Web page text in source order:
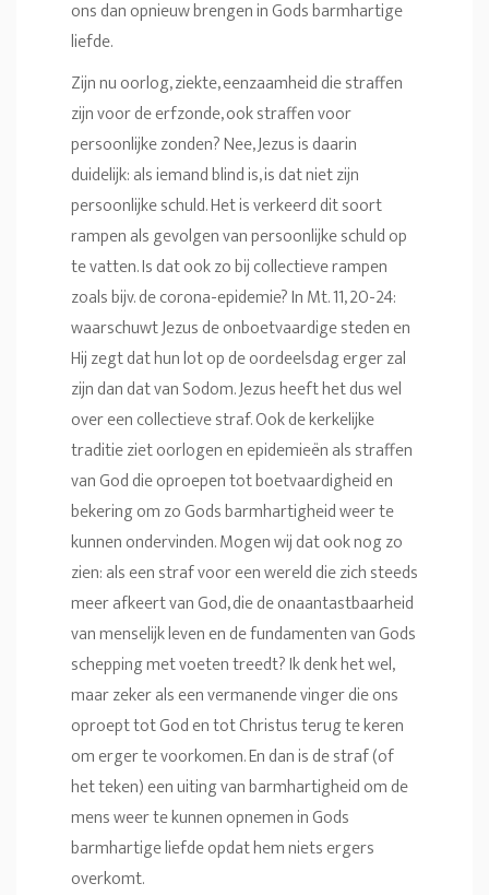
ons dan opnieuw brengen in Gods barmhartige
liefde.
Zijn nu oorlog, ziekte, eenzaamheid die straffen
zijn voor de erfzonde, ook straffen voor
persoonlijke zonden? Nee, Jezus is daarin
duidelijk: als iemand blind is, is dat niet zijn
persoonlijke schuld. Het is verkeerd dit soort
rampen als gevolgen van persoonlijke schuld op
te vatten. Is dat ook zo bij collectieve rampen
zoals bijv. de corona-epidemie? In Mt. 11, 20-24:
waarschuwt Jezus de onboetvaardige steden en
Hij zegt dat hun lot op de oordeelsdag erger zal
zijn dan dat van Sodom. Jezus heeft het dus wel
over een collectieve straf. Ook de kerkelijke
traditie ziet oorlogen en epidemieën als straffen
van God die oproepen tot boetvaardigheid en
bekering om zo Gods barmhartigheid weer te
kunnen ondervinden. Mogen wij dat ook nog zo
zien: als een straf voor een wereld die zich steeds
meer afkeert van God, die de onaantastbaarheid
van menselijk leven en de fundamenten van Gods
schepping met voeten treedt? Ik denk het wel,
maar zeker als een vermanende vinger die ons
oproept tot God en tot Christus terug te keren
om erger te voorkomen. En dan is de straf (of
het teken) een uiting van barmhartigheid om de
mens weer te kunnen opnemen in Gods
barmhartige liefde opdat hem niets ergers
overkomt.